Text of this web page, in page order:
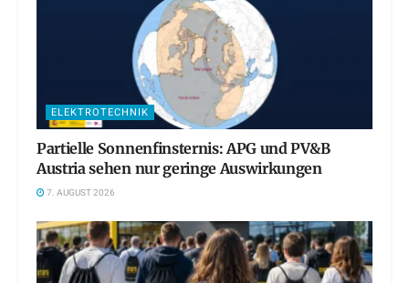
ELEKTROTECHNIK
Partielle Sonnenfinsternis: APG und PV&B
Austria sehen nur geringe Auswirkungen
7. AUGUST 2026